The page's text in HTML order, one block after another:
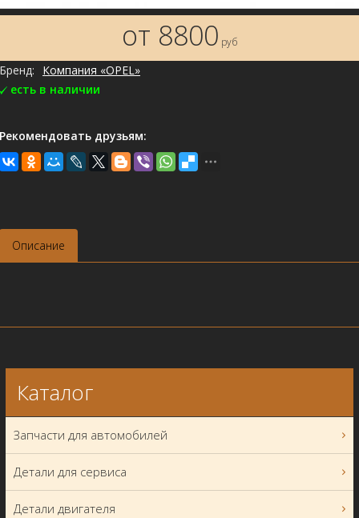
от 8800 руб
Бренд:
Компания «OPEL»
есть в наличии
Рекомендовать друзьям:
Описание
Каталог
Запчасти для автомобилей
Детали для сервиса
Детали двигателя